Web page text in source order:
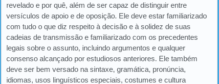
revelado e por quê, além de ser capaz de distinguir entre
versículos de apoio e de oposição. Ele deve estar familiarizado
com tudo o que diz respeito à decisão e à solidez de suas
cadeias de transmissão e familiarizado com os precedentes
legais sobre o assunto, incluindo argumentos e qualquer
consenso alcançado por estudiosos anteriores. Ele também
deve ser bem versado na sintaxe, gramática, pronúncia,
idiomas, usos linguísticos especiais, costumes e cultura